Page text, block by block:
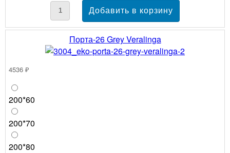
Порта-26 Grey Veralinga
4536 ₽
200*60
200*70
200*80